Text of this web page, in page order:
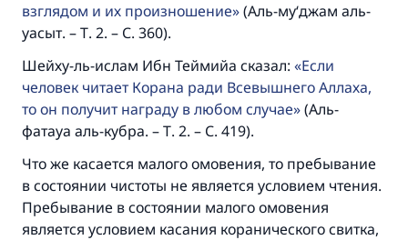
взглядом и их произношение (Аль-му‘джам аль-
уасыт. – Т. 2. – С. 360).
Шейху-ль-ислам Ибн Теймийа сказал:
Если
человек читает Корана ради Всевышнего Аллаха,
то он получит награду в любом случае (Аль-
фатауа аль-кубра. – Т. 2. – С. 419).
Что же касается малого омовения, то пребывание
в состоянии чистоты не является условием чтения.
Пребывание в состоянии малого омовения
является условием касания коранического свитка,
Ответ № 110845 помог сохранить
брак.
Помогите нам предоставить ответы Умме
Посланник Аллаха, мир ему и
благословение, сказал:
«Указавшему на благое (полагается) такая
же награда как и совершившему его»